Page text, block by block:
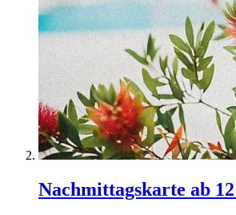
Nachmittagskarte ab